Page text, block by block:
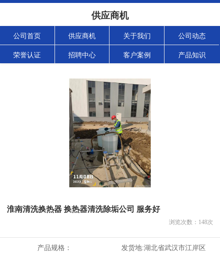
供应商机
公司首页 供应商机 关于我们 公司动态
荣誉认证 招聘中心 客户案例 产品知识
淮南清洗换热器 换热器清洗除垢公司 服务好
浏览次数： 148次
产品规格： 发货地:湖北省武汉市江岸区